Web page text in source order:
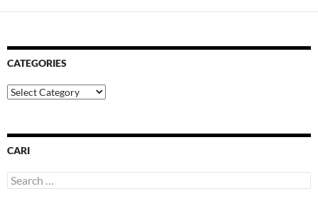
CATEGORIES
Categories
CARI
Search
for: